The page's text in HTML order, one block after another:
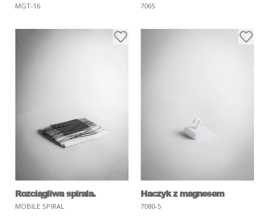
MGT-16 7065
Rozciągliwa spirala.
MOBILE SPIRAL
Haczyk z magnesem
7080-5